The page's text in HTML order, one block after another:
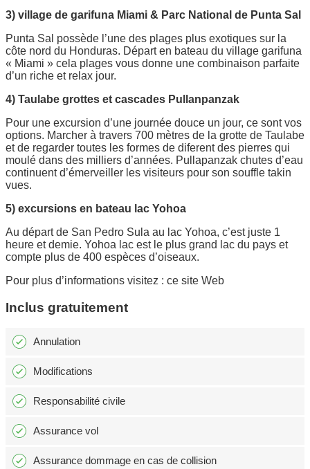
3) village de garifuna Miami & Parc National de Punta Sal
Punta Sal possède l’une des plages plus exotiques sur la
côte nord du Honduras. Départ en bateau du village garifuna
« Miami » cela plages vous donne une combinaison parfaite
d’un riche et relax jour.
4) Taulabe grottes et cascades Pullanpanzak
Pour une excursion d’une journée douce un jour, ce sont vos
options. Marcher à travers 700 mètres de la grotte de Taulabe
et de regarder toutes les formes de diferent des pierres qui
moulé dans des milliers d’années. Pullapanzak chutes d’eau
continuent d’émerveiller les visiteurs pour son souffle takin
vues.
5) excursions en bateau lac Yohoa
Au départ de San Pedro Sula au lac Yohoa, c’est juste 1
heure et demie. Yohoa lac est le plus grand lac du pays et
compte plus de 400 espèces d’oiseaux.
Pour plus d’informations visitez : ce site Web
Inclus gratuitement
Annulation
Modifications
Responsabilité civile
Assurance vol
Assurance dommage en cas de collision